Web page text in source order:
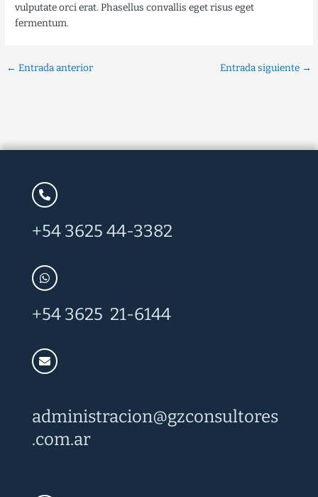
vulputate orci erat. Phasellus convallis eget risus eget
fermentum.
← Entrada anterior Entrada siguiente →
+54 3625 44-3382
+54 3625 21-6144
administracion@gzconsultores
.com.ar